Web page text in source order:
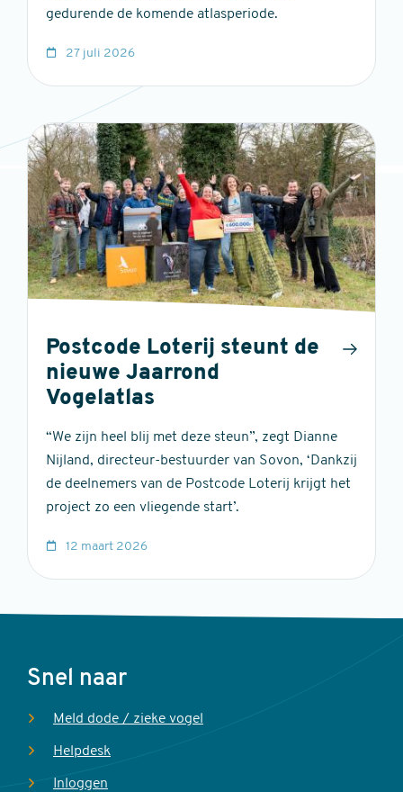
gedurende de komende atlasperiode.
27 juli 2026
Postcode Loterij steunt de
nieuwe Jaarrond
Vogelatlas
“We zijn heel blij met deze steun”, zegt Dianne
Nijland, directeur-bestuurder van Sovon, ‘Dankzij
de deelnemers van de Postcode Loterij krijgt het
project zo een vliegende start’.
12 maart 2026
Voet
Snel naar
Meld dode / zieke vogel
Helpdesk
Inloggen